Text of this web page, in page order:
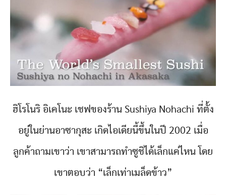
ฮิโรโนริ อิเคโนะ เชฟของร้าน Sushiya Nohachi ที่ตั้ง
อยู่ในย่านอาซากุสะ เกิดไอเดียนี้ขึ้นในปี 2002 เมื่อ
ลูกค้าถามเขาว่า เขาสามารถทำซูชิได้เล็กแค่ไหน โดย
เขาตอบว่า “เล็กเท่าเมล็ดข้าว”